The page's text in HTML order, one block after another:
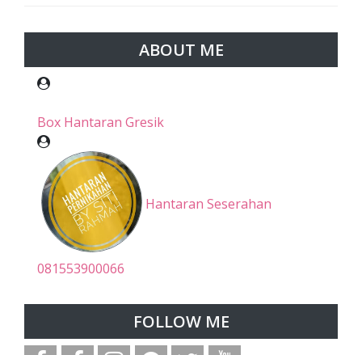
ABOUT ME
Box Hantaran Gresik
Hantaran Seserahan
081553900066
FOLLOW ME